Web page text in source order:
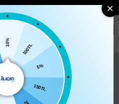
%15 İNDIRIM
Lila Unisex Şapka ALC-A2160
100TL
150TL
25%